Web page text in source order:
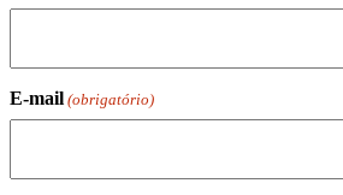
E-mail (obrigatório)